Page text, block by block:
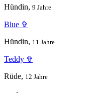
Hündin, 9 Jahre
Blue ✞
Hündin, 11 Jahre
Teddy ✞
Rüde, 12 Jahre